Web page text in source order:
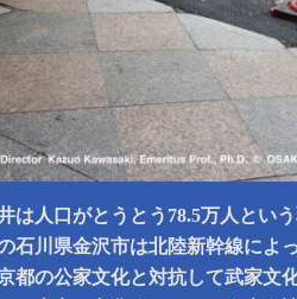
は人口がとうとう78.5万人とい
石川県金沢市は北陸新幹線によ
都の公家文化と対抗して武家文